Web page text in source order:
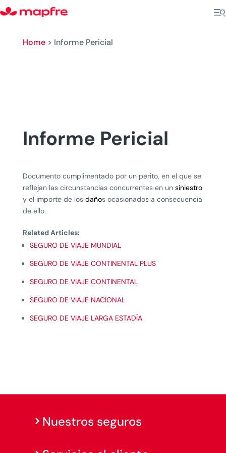
Home> Informe Pericial
Informe Pericial
Documento cumplimentado por un perito, en el que se
reflejan las circunstancias concurrentes en un siniestro
y el importe de los daños ocasionados a consecuencia
de ello.
Related Articles:
SEGURO DE VIAJE MUNDIAL
SEGURO DE VIAJE CONTINENTAL PLUS
SEGURO DE VIAJE CONTINENTAL
SEGURO DE VIAJE NACIONAL
SEGURO DE VIAJE LARGA ESTADÍA
Nuestros seguros